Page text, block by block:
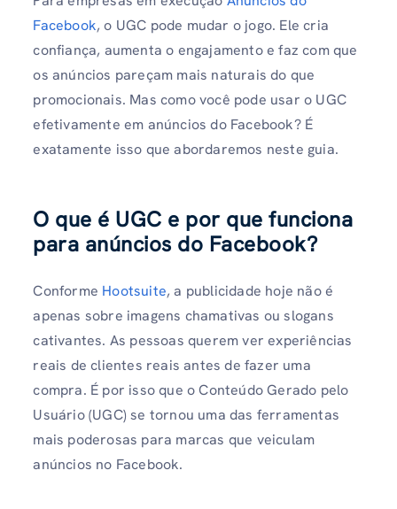
Facebook, o UGC pode mudar o jogo. Ele cria
confiança, aumenta o engajamento e faz com que
os anúncios pareçam mais naturais do que
promocionais. Mas como você pode usar o UGC
efetivamente em anúncios do Facebook? É
exatamente isso que abordaremos neste guia.
O que é UGC e por que funciona
para anúncios do Facebook?
Conforme Hootsuite, a publicidade hoje não é
apenas sobre imagens chamativas ou slogans
cativantes. As pessoas querem ver experiências
reais de clientes reais antes de fazer uma
compra. É por isso que o Conteúdo Gerado pelo
Usuário (UGC) se tornou uma das ferramentas
mais poderosas para marcas que veiculam
anúncios no Facebook.